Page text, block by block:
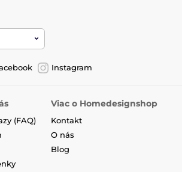
Instagram
(FAQ)
Viac o Homedesignshop
Kontakt
O nás
Blog